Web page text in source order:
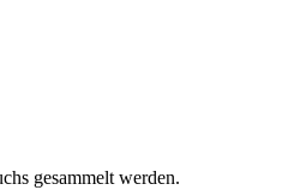
gesammelt werden.